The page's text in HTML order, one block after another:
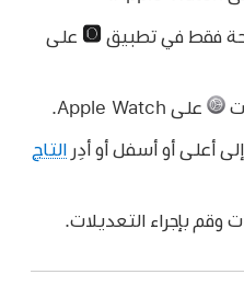
فقط في تطبيق
على
على Apple Watch.
أعلى أو أسفل أو أدِرالتاج
بإجراء التعديلات.